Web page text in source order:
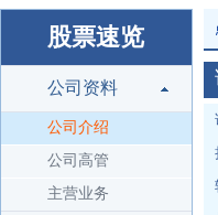
股票速览
公司资料
公司介绍
公司高管
主营业务